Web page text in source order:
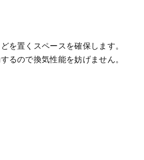
を置くスペースを確保します。
るので換気性能を妨げません。